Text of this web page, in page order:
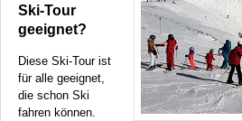
Ski-Tour
geeignet?
Diese Ski-Tour ist
für alle geeignet,
die schon Ski
fahren können.